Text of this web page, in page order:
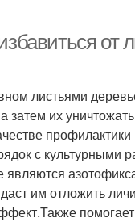
от
листьями
затем их
с культурными
им отложить